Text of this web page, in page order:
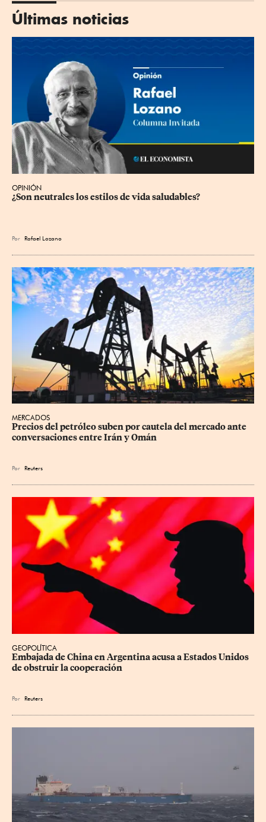
Últimas noticias
OPINIÓN
¿Son neutrales los estilos de vida saludables?
Por Rafael Lozano
MERCADOS
Precios ⁠del petróleo suben por cautela del mercado ante
conversaciones entre Irán y Omán
Por Reuters
GEOPOLÍTICA
Embajada de China en Argentina acusa a Estados Unidos
de obstruir la cooperación
Por Reuters